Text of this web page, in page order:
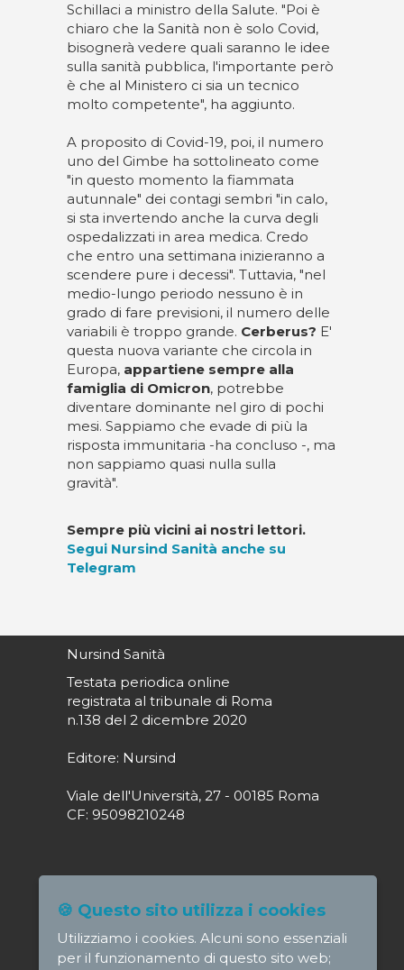
Schillaci a ministro della Salute. "Poi è
chiaro che la Sanità non è solo Covid,
bisognerà vedere quali saranno le idee
sulla sanità pubblica, l'importante però
è che al Ministero ci sia un tecnico
molto competente", ha aggiunto.
A proposito di Covid-19, poi, il numero
uno del Gimbe ha sottolineato come
"in questo momento la fiammata
autunnale" dei contagi sembri "in calo,
si sta invertendo anche la curva degli
ospedalizzati in area medica. Credo
che entro una settimana inizieranno a
scendere pure i decessi". Tuttavia, "nel
medio-lungo periodo nessuno è in
grado di fare previsioni, il numero delle
variabili è troppo grande. Cerberus? E'
questa nuova variante che circola in
Europa, appartiene sempre alla
famiglia di Omicron, potrebbe
diventare dominante nel giro di pochi
mesi. Sappiamo che evade di più la
risposta immunitaria -ha concluso -, ma
non sappiamo quasi nulla sulla
gravità".
Sempre più vicini ai nostri lettori.
Segui Nursind Sanità anche su
Telegram
Nursind Sanità
Testata periodica online
registrata al tribunale di Roma
n.138 del 2 dicembre 2020
Editore: Nursind
Viale dell'Università, 27 - 00185 Roma
CF: 95098210248
Direttore responsabile: Paola Alagia
direttore@nursindsanita.it
Redazione: redazione@nursindsanita.it
🍪 Questo sito utilizza i cookies
Utilizziamo i cookies. Alcuni sono essenziali
per il funzionamento di questo sito web;